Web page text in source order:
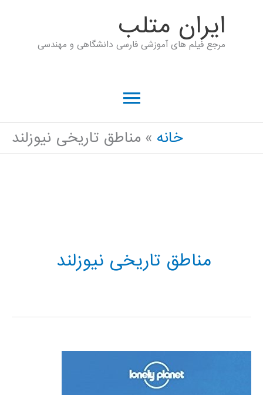
ايران متلب
مرجع فیلم های آموزشی فارسی دانشگاهی و مهندسی
فهرست
اصلی
خانه مناطق تاریخی نیوزلند
مناطق تاریخی نیوزلند